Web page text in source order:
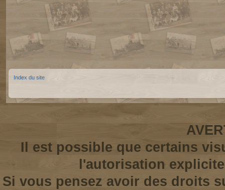
Index du site
Il est possible que certains
l'autorisation
Si vous pensez avoir des droits